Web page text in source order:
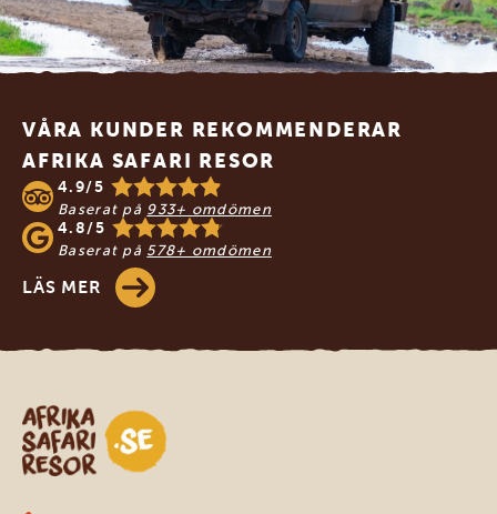
Footer
VÅRA KUNDER REKOMMENDERAR
AFRIKA SAFARI RESOR
4.9/5
Baserat på 933+ omdömen
4.8/5
Baserat på 578+ omdömen
LÄS MER
Safari-resor i Afrika